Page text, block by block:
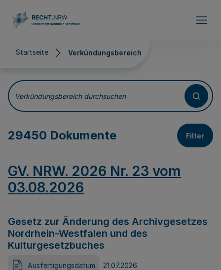
Startseite Verkündungsbereich
Verkündungsbereich
Verkündungsbereich durchsuchen
29450 Dokumente Filter
GV. NRW. 2026 Nr. 23 vom
03.08.2026
Gesetz zur Änderung des Archivgesetzes
Nordrhein-Westfalen und des
Kulturgesetzbuches
Ausfertigungsdatum 21.07.2026